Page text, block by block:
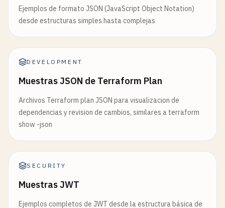
Ejemplos de formato JSON (JavaScript Object Notation)
desde estructuras simples hasta complejas
DEVELOPMENT
Muestras JSON de Terraform Plan
Archivos Terraform plan JSON para visualizacion de
dependencias y revision de cambios, similares a terraform
show -json
SECURITY
Muestras JWT
Ejemplos completos de JWT desde la estructura básica de